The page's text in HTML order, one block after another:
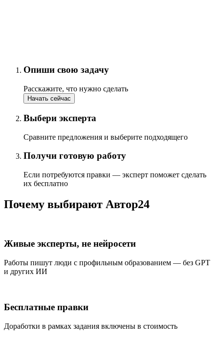
Опиши свою задачу
Расскажите, что нужно сделать
Начать сейчас
Выбери эксперта
Сравните предложения и выберите подходящего
Получи готовую работу
Если потребуются правки — эксперт поможет сделать
их бесплатно
Почему выбирают Автор24
Живые эксперты, не нейросети
Работы пишут люди с профильным образованием — без GPT
и других ИИ
Бесплатные правки
Доработки в рамках задания включены в стоимость